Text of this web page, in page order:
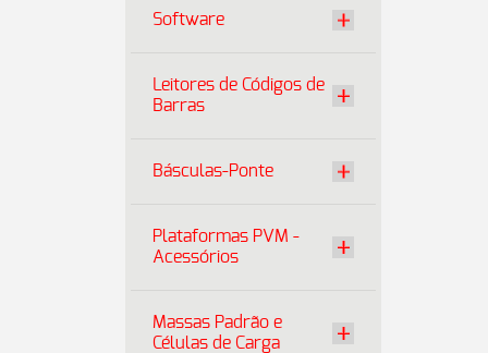
Software
Leitores de Códigos de
Barras
Básculas-Ponte
Plataformas PVM -
Acessórios
Massas Padrão e
Células de Carga